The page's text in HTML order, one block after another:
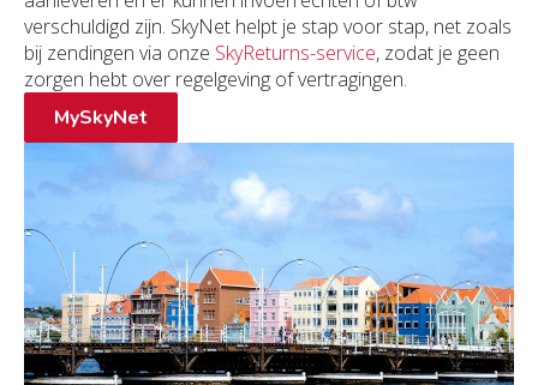
verschuldigd zijn. SkyNet helpt je stap voor stap, net zoals
bij zendingen via onze SkyReturns-service, zodat je geen
zorgen hebt over regelgeving of vertragingen.
MySkyNet